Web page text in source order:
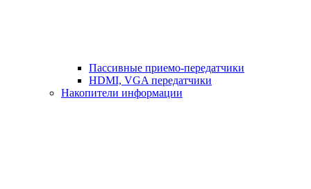
Пассивные приемо-передатчики
HDMI, VGA передатчики
Накопители информации